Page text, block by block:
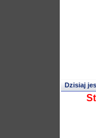
Dzisiaj